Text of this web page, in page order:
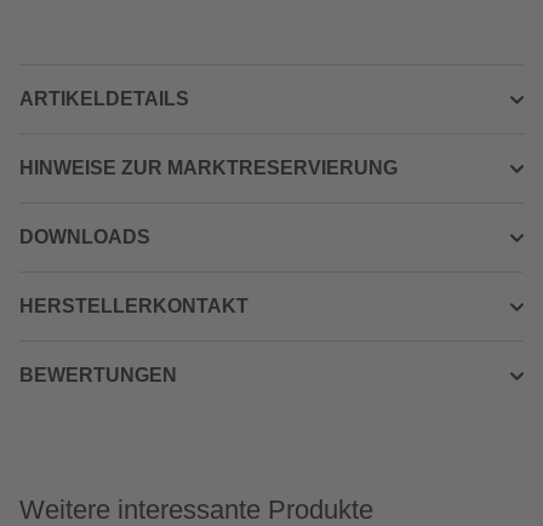
ARTIKELDETAILS
HINWEISE ZUR MARKTRESERVIERUNG
DOWNLOADS
HERSTELLERKONTAKT
BEWERTUNGEN
Weitere interessante Produkte